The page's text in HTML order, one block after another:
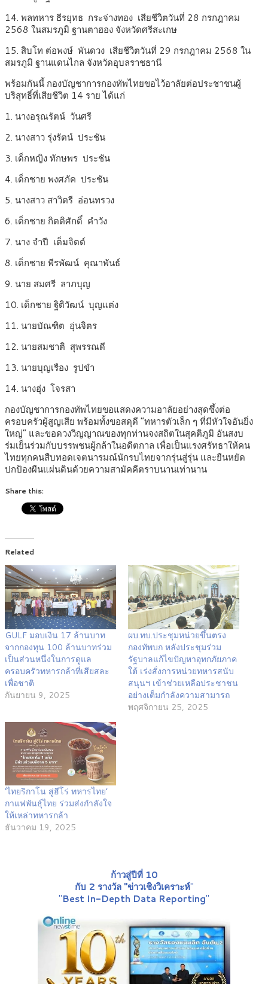
14. พลทหาร ธีรยุทธ กระจ่างทอง เสียชีวิตวันที่ 28 กรกฎาคม
2568 ในสมรภูมิ ฐานตาฮอง จังหวัดศรีสะเกษ
15. สิบโท ต่อพงษ์ พันดวง เสียชีวิตวันที่ 29 กรกฎาคม 2568 ใน
สมรภูมิ ฐานแดนไกล จังหวัดอุบลราชธานี
พร้อมกันนี้ กองบัญชาการกองทัพไทยขอไว้อาลัยต่อประชาชนผู้
บริสุทธิ์ที่เสียชีวิต 14 ราย ได้แก่
1. นางอรุณรัตน์ วันศรี
2. นางสาว รุ่งรัตน์ ประชัน
3. เด็กหญิง ทักษพร ประชัน
4. เด็กชาย พงศภัค ประชัน
5. นางสาว สาวิตรี อ่อนทรวง
6. เด็กชาย กิตติศักดิ์ คำวัง
7. นาง จำปี เต็มจิตต์
8. เด็กชาย พีรพัฒน์ คุณาพันธ์
9. นาย สมศรี ลาภบุญ
10. เด็กชาย ฐิติวัฒน์ บุญแต่ง
11. นายบัณฑิต อุ่นจิตร
12. นายสมชาติ สุพรรณดี
13. นายบุญเรือง รูปขำ
14. นางฮุ่ง โจรสา
กองบัญชาการกองทัพไทยขอแสดงความอาลัยอย่างสุดซึ้งต่อ
ครอบครัวผู้สูญเสีย พร้อมทั้งขอสดุดี “ทหารตัวเล็ก ๆ ที่มีหัวใจอันยิ่ง
ใหญ่” และขอดวงวิญญาณของทุกท่านจงสถิตในสุคติภูมิ อันสงบ
ร่มเย็นร่วมกับบรรพชนผู้กล้าในอดีตกาล เพื่อเป็นแรงศรัทธาให้คน
ไทยทุกคนสืบทอดเจตนารมณ์นักรบไทยจากรุ่นสู่รุ่น และยืนหยัด
ปกป้องผืนแผ่นดินด้วยความสามัคคีตราบนานเท่านาน
Share this:
Related
GULF มอบเงิน 17 ล้านบาท
จากกองทุน 100 ล้านบาทร่วม
เป็นส่วนหนึ่งในการดูแล
ครอบครัวทหารกล้าที่เสียสละ
เพื่อชาติ
กันยายน 9, 2025
ผบ.ทบ.ประชุมหน่วยขึ้นตรง
กองทัพบก หลังประชุมร่วม
รัฐบาลแก้ไขปัญหาอุทกภัยภาค
ใต้ เร่งสั่งการหน่วยทหารสนับ
สนุนฯ เข้าช่วยเหลือประชาชน
อย่างเต็มกำลังความสามารถ
พฤศจิกายน 25, 2025
‘ไทยริกาโน สู่ฮีโร่ ทหารไทย’
กาแฟพันธุ์ไทย ร่วมส่งกำลังใจ
ให้เหล่าทหารกล้า
ธันวาคม 19, 2025
ก้าวสู่ปีที่ 10
กับ 2 รางวัล "ข่าวเชิงวิเคราะห์"
"Best In-Depth Data Reporting"